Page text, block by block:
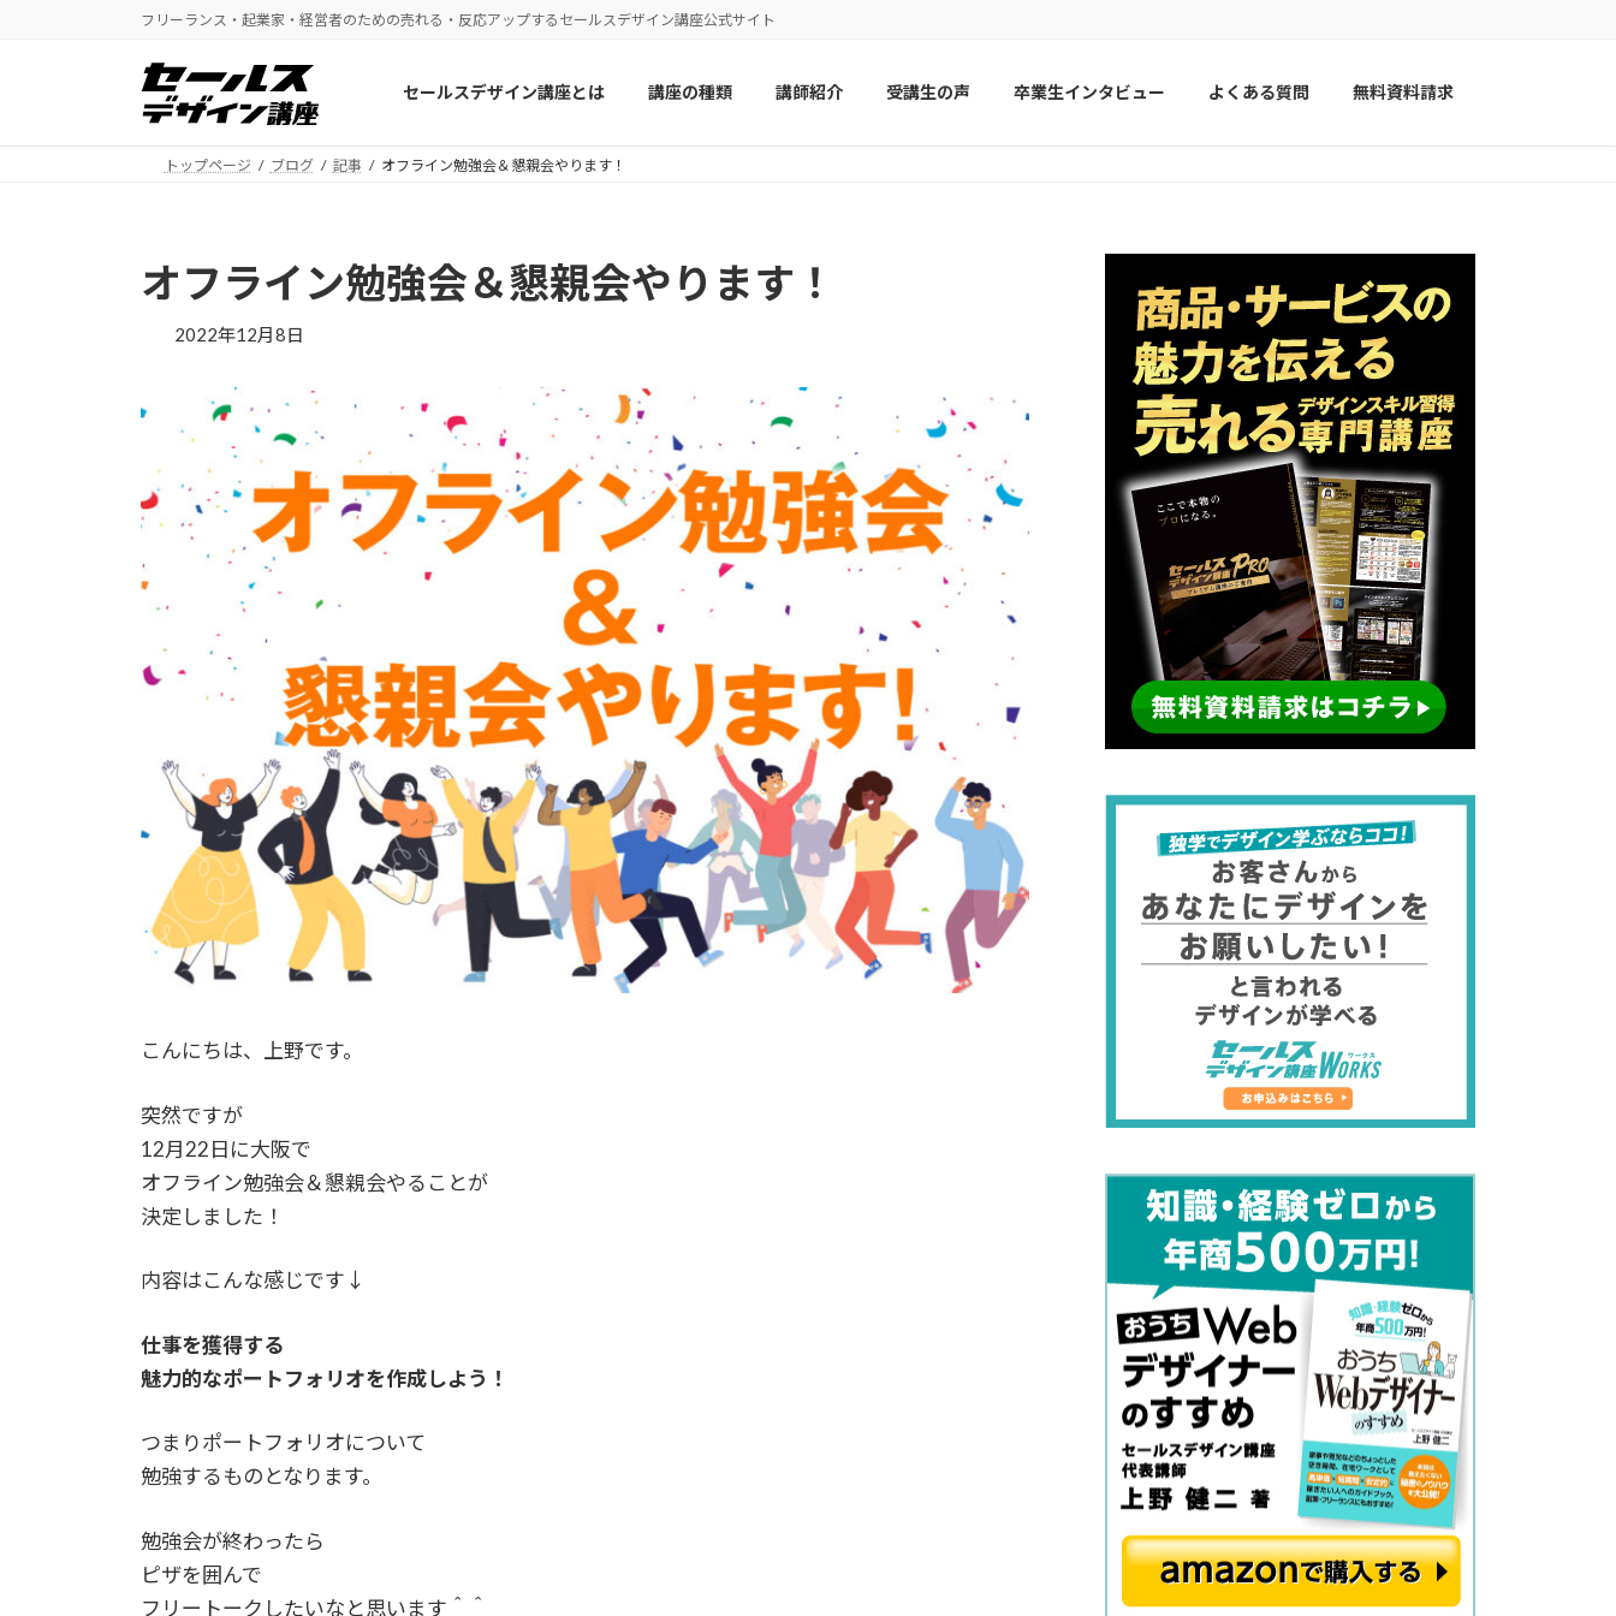
フリーランス・起業家・経営者のための売れる・反応アップするセールスデザイン講座公式サイト
セールスデザイン講座とは 講座の種類 講師紹介 受講生の声 卒業生インタビュー よくある質問 無料資料請求
トップページ ブログ 記事 オフライン勉強会＆懇親会やります！
オフライン勉強会＆懇親会やります！
2022年12月8日
こんにちは、上野です。
突然ですが
12月22日に大阪で
オフライン勉強会＆懇親会やることが
決定しました！
内容はこんな感じです↓
仕事を獲得する
魅力的なポートフォリオを作成しよう！
つまりポートフォリオについて
勉強するものとなります。
勉強会が終わったら
ピザを囲んで
フリートークしたいなと思います＾＾